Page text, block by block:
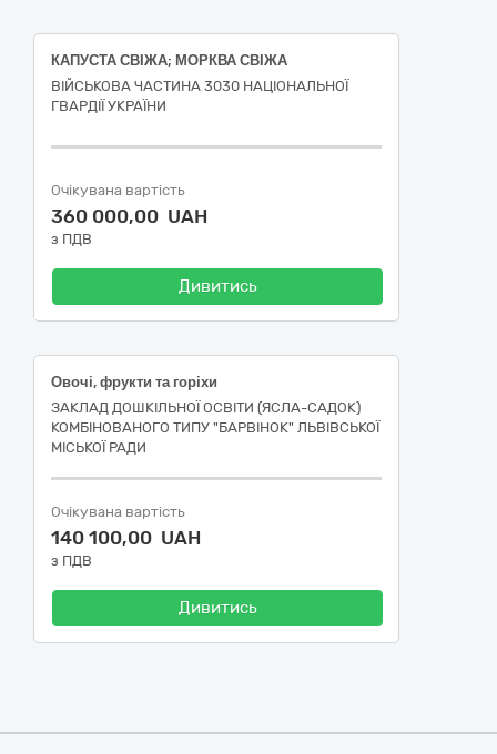
КАПУСТА СВІЖА; МОРКВА СВІЖА
ВІЙСЬКОВА ЧАСТИНА 3030 НАЦІОНАЛЬНОЇ
ГВАРДІЇ УКРАЇНИ
Очікувана вартість
360 000,00 UAH
з ПДВ
Дивитись
Овочі, фрукти та горіхи
ЗАКЛАД ДОШКІЛЬНОЇ ОСВІТИ (ЯСЛА-САДОК)
КОМБІНОВАНОГО ТИПУ "БАРВІНОК" ЛЬВІВСЬКОЇ
МІСЬКОЇ РАДИ
Очікувана вартість
140 100,00 UAH
з ПДВ
Дивитись